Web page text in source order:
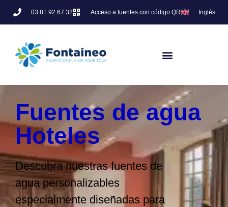
03 81 92 67 32 Acceso a fuentes con código QR Inglés
Fuentes de agua
Hoteles
Descubra nuestras fuentes de
agua personalizables
especialmente diseñadas para